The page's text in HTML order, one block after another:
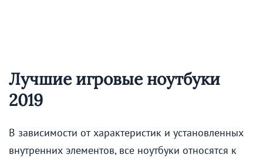
Лучшие игровые ноутбуки
2019
В зависимости от характеристик и установленных
внутренних элементов, все ноутбуки относятся к